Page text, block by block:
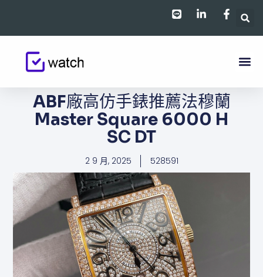
ABF廠高仿手錶推薦法穆蘭
Master Square 6000 H
SC DT
2 9 月, 2025 528591